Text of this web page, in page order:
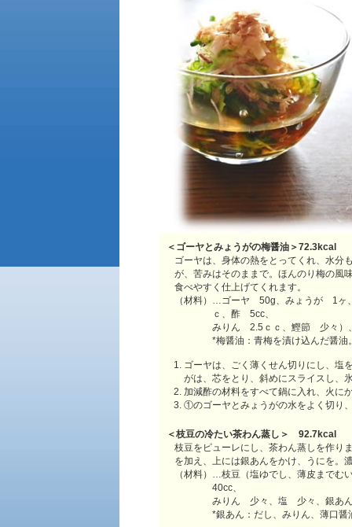
＜ ゴーヤとみょうがの梅醤油 ＞72.3kcal
ゴーヤは、身体の熱をとってくれ、水分
が、苦みはそのままで。ほんのり梅の風
食べやすく仕上げてくれます。
（材料）…ゴーヤ 50g、みょうが 1
ｃ、酢 5cc、
みりん 2.5ｃｃ、鰹節 少々
*梅醤油：青梅を漬け込んだ醤
ゴーヤは、ごく薄くせん切りにし、塩
がは、芯をとり、斜めにスライスし、
加減酢の材料をすべて鍋に入れ、火に
①のゴーヤとみょうがの水をよく切り
＜枝豆の冷たい茶わん蒸し ＞ 92.7kcal
枝豆をピューレにし、茶わん蒸しを作り
を加え、上には銀あんをかけ、うにを。
（材料）…枝豆（塩ゆでし、薄皮ま
40cc、
みりん 少々、塩 少々、銀あ
*銀あん：だし、みりん、薄口